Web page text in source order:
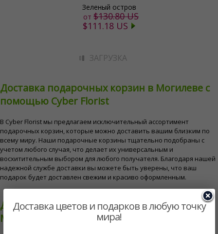
Зеленый остров
от $130.80 US
$111.18 US
ЗАГРУЗКА
Доставка подарочных корзин в Могилеве с
помощью Cyber ​​Florist
В Cyber ​​Florist мы предлагаем исключительный ассортимент
подарочных корзин, которые можно доставить вашим близким по
всему миру. Наши подарочные корзины тщательно подобраны с
учетом любого случая, что делает их универсальным и
восхитительным выбором для любого получателя. Благодаря нашей
надежной службе доставки вы можете быть уверены, что ваш
подарок будет доставлен свежим и красиво оформленным.
Доступные типы подарочных корзин в
Могилеве
Доставка цветов и подарков в любую точку
мира!